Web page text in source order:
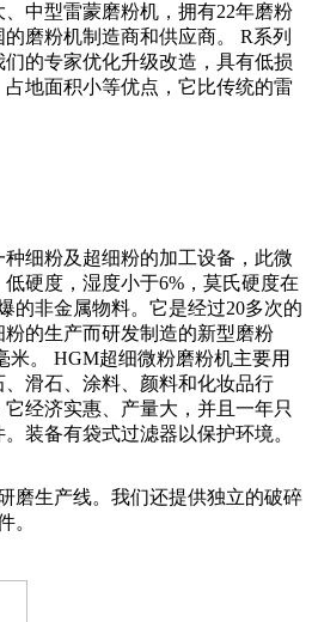
中型雷蒙磨粉机，拥有22年磨粉
磨粉机制造商和供应商。 R系列
的专家优化升级改造，具有低损
地面积小等优点，它比传统的雷
细粉及超细粉的加工设备，此微
硬度，湿度小于6%，莫氏硬度在
的非金属物料。它是经过20多次的
的生产而研发制造的新型磨粉
米。 HGM超细微粉磨粉机主要用
滑石、涂料、颜料和化妆品行
经济实惠、产量大，并且一年只
装备有袋式过滤器以保护环境。
磨生产线。我们还提供独立的破碎
。